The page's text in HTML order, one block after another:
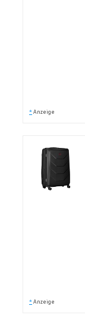
* Anzeige
* Anzeige